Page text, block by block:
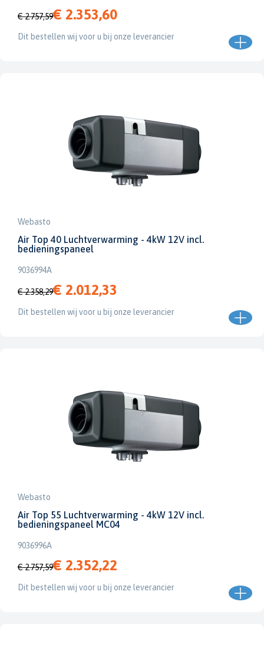
€ 2.757,59€ 2.353,60
Dit bestellen wij voor u bij onze leverancier
Webasto
Air Top 40 Luchtverwarming - 4kW 12V incl.
bedieningspaneel
9036994A
€ 2.358,29€ 2.012,33
Dit bestellen wij voor u bij onze leverancier
Webasto
Air Top 55 Luchtverwarming - 4kW 12V incl.
bedieningspaneel MC04
9036996A
€ 2.757,59€ 2.352,22
Dit bestellen wij voor u bij onze leverancier